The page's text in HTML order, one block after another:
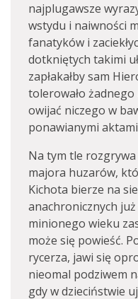
najplugawsze
wstydu i naiwności
fanatyków i
dotkniętych takimi
zapłakałby sam
tolerowało żadnego
owijać niczego w
ponawianymi
Na tym tle
majora huzarów,
Kichota bierze na
anachronicznych
minionego wieku
może się powieść.
rycerza, jawi się
nieomal podziwem
gdy w dzieciństwie